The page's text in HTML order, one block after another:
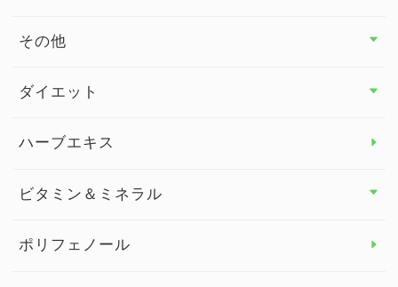
その他
その他 トップ
健康セミナー
ダイエット
ダイエット トップ
ハーブエキス
ビタミン＆ミネラル
ビタミン＆ミネラル トップ
ポリフェノール